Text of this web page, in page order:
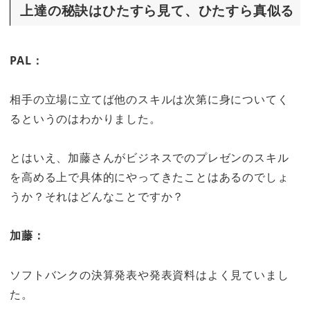
上達の秘訣はひたすら見て、ひたすら真似る
PAL：
相手の立場に立てば他のスキルは次第に身についてく
るというのはわかりました。
とはいえ、加藤さんがビジネスでのプレゼンのスキル
を高める上で具体的にやってきたことはあるのでしょ
うか？それはどんなことですか？
加藤：
ソフトバンクの決算発表や発表資料はよく見ていまし
た。